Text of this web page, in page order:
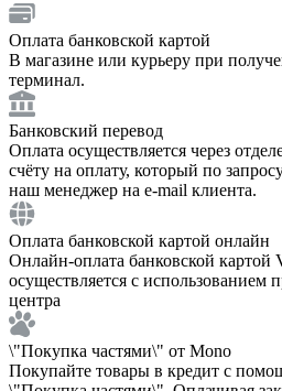
Оплата банковской картой
В магазине или курьеру при
терминал.
Банковский перевод
Оплата осуществляется через
счёту на оплату, который по
наш менеджер на e-mail клиента.
Оплата банковской картой онлайн
Онлайн-оплата банковской картой
осуществляется с использованием
центра
\"Покупка частями\" от Mono
Покупайте товары в кредит с